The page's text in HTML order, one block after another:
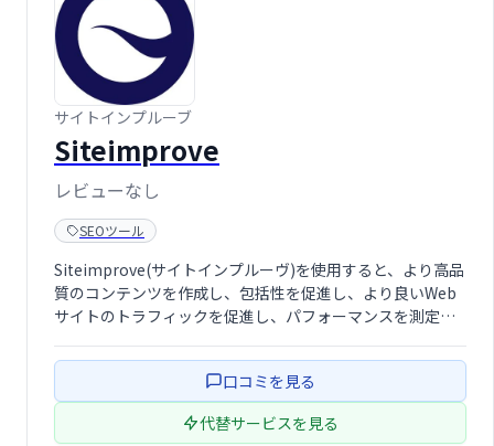
サイトインプルーブ
Siteimprove
レビューなし
SEOツール
Siteimprove(サイトインプルーヴ)を使用すると、より高品
質のコンテンツを作成し、包括性を促進し、より良いWeb
サイトのトラフィックを促進し、パフォーマンスを測定
す。
口コミを見る
代替サービスを見る